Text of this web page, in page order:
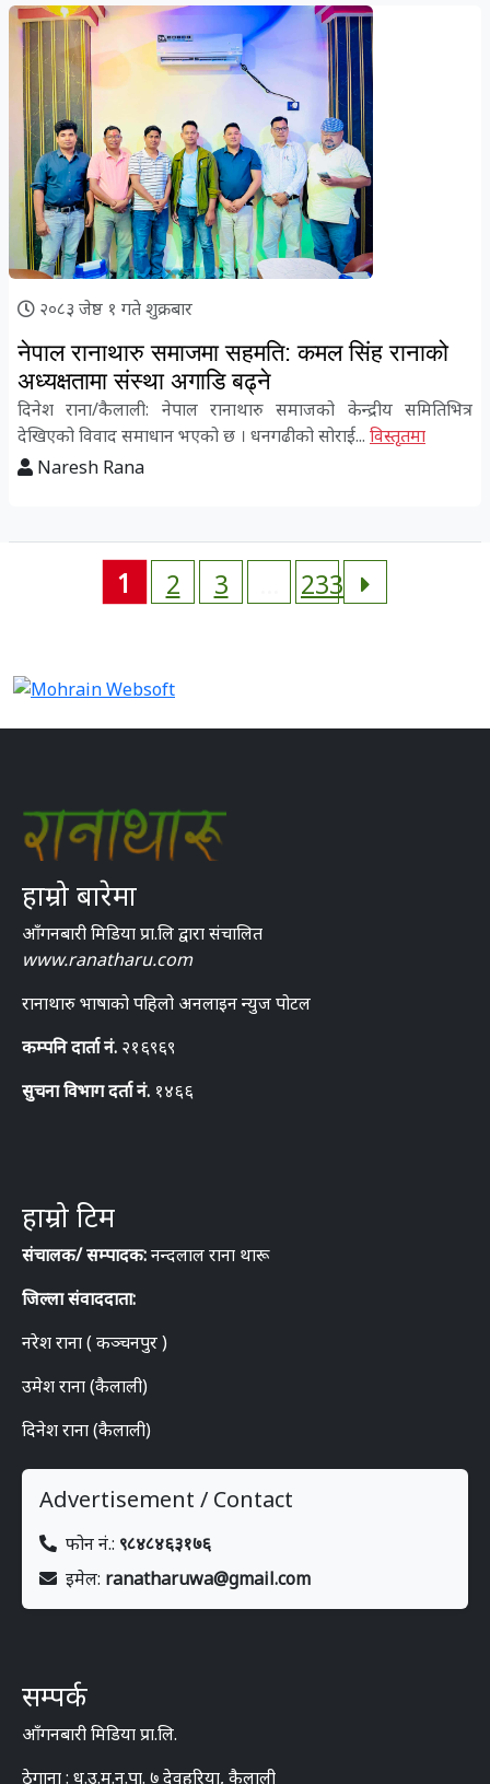
२०८३ जेष्ठ १ गते शुक्रबार
नेपाल रानाथारु समाजमा सहमति: कमल सिंह रानाको
अध्यक्षतामा संस्था अगाडि बढ्ने
दिनेश राना/कैलाली: नेपाल रानाथारु समाजको केन्द्रीय समितिभित्र
देखिएको विवाद समाधान भएको छ । धनगढीको सोराई... विस्तृतमा
Naresh Rana
1 2 3 233
हाम्रो बारेमा
आँगनबारी मिडिया प्रा.लि द्वारा संचालित
www.ranatharu.com
रानाथारु भाषाको पहिलो अनलाइन न्युज पोटल
कम्पनि दार्ता नं. २१६९६९
सुचना विभाग दर्ता नं. १४६६
हाम्रो टिम
संचालक/ सम्पादक:नन्दलाल राना थारू
जिल्ला संवाददाता:
नरेश राना ( कञ्चनपुर )
उमेश राना (कैलाली)
दिनेश राना (कैलाली)
Advertisement / Contact
फोन नं.: ९८४८४६३१७६
इमेल: ranatharuwa@gmail.com
सम्पर्क
आँगनबारी मिडिया प्रा.लि.
ठेगाना : ध.उ.म.न.पा. ७ देवहरिया, कैलाली